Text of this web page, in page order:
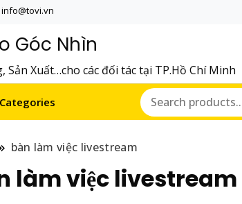
info@tovi.vn
Góc Nhìn
Sản Xuất…cho các đối tác tại TP.Hồ Chí Minh
bàn làm việc livestream
làm việc livestream